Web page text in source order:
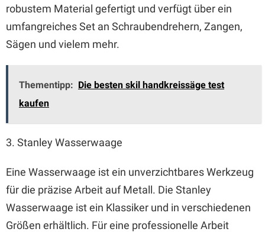
robustem Material gefertigt und verfügt über ein
umfangreiches Set an Schraubendrehern, Zangen,
Sägen und vielem mehr.
Thementipp: Die besten skil handkreissäge test
kaufen
3. Stanley Wasserwaage
Eine Wasserwaage ist ein unverzichtbares Werkzeug
für die präzise Arbeit auf Metall. Die Stanley
Wasserwaage ist ein Klassiker und in verschiedenen
Größen erhältlich. Für eine professionelle Arbeit